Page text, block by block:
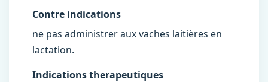
Contre indications
ne pas administrer aux vaches laitières en
lactation.
Indications therapeutiques